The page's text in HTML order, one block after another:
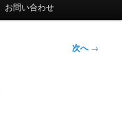
お問い合わせ
次へ→